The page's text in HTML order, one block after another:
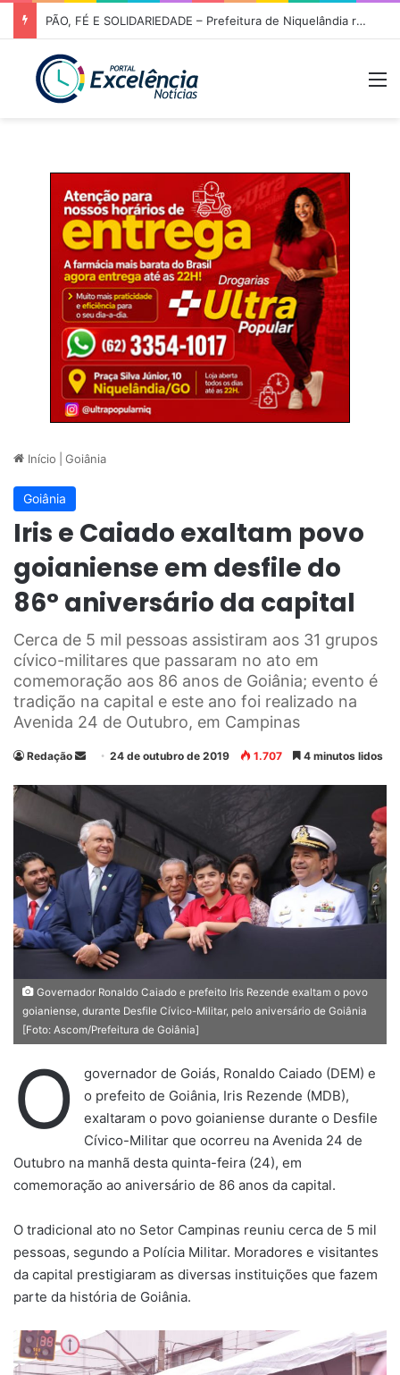
PÃO, FÉ E SOLIDARIEDADE – Prefeitura de Niquelândia recebe romeiros com forte estrutura de apoio na caminhada rumo ao Muquém
Início Goiânia
Goiânia
Iris e Caiado exaltam povo
goianiense em desfile do
86° aniversário da capital
Cerca de 5 mil pessoas assistiram aos 31 grupos
cívico-militares que passaram no ato em
comemoração aos 86 anos de Goiânia; evento é
tradição na capital e este ano foi realizado na
Avenida 24 de Outubro, em Campinas
Redação
d
e
u
m
e
-
m
a
i
l
24 de outubro de 2019 1.707 4 minutos lidos
Governador Ronaldo Caiado e prefeito Iris Rezende exaltam o povo
goianiense, durante Desfile Cívico-Militar, pelo aniversário de Goiânia
[Foto: Ascom/Prefeitura de Goiânia]
O
governador de Goiás, Ronaldo Caiado (DEM) e
o prefeito de Goiânia, Iris Rezende (MDB),
exaltaram o povo goianiense durante o Desfile
Cívico-Militar que ocorreu na Avenida 24 de
Outubro na manhã desta quinta-feira (24), em
comemoração ao aniversário de 86 anos da capital.
O tradicional ato no Setor Campinas reuniu cerca de 5 mil
pessoas, segundo a Polícia Militar. Moradores e visitantes
da capital prestigiaram as diversas instituições que fazem
parte da história de Goiânia.